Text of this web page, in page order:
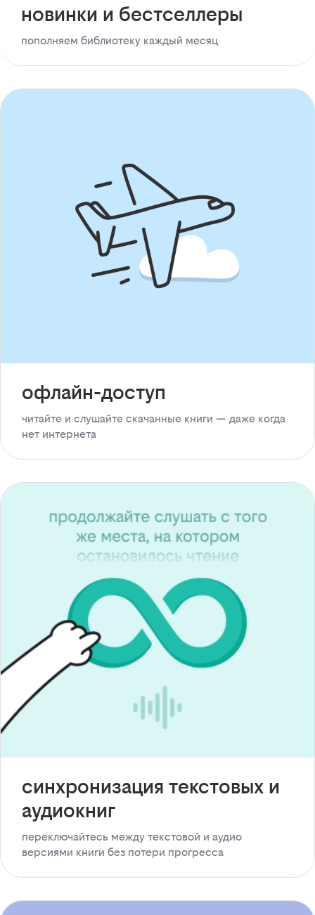
новинки и бестселлеры
пополняем библиотеку каждый месяц
офлайн-доступ
читайте и слушайте скачанные книги — даже когда
нет интернета
синхронизация текстовых и
аудиокниг
переключайтесь между текстовой и аудио
версиями книги без потери прогресса